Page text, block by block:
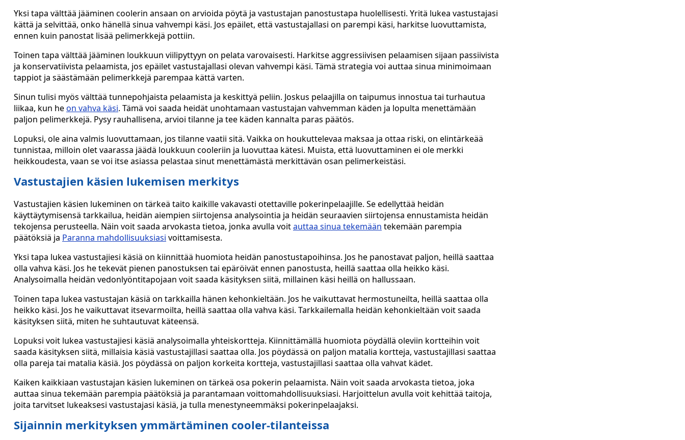
Yksi tapa välttää jääminen coolerin ansaan on arvioida pöytä ja vastustajan panostustapa huolellisesti. Yritä lukea vastustajasi
kättä ja selvittää, onko hänellä sinua vahvempi käsi. Jos epäilet, että vastustajallasi on parempi käsi, harkitse luovuttamista,
ennen kuin panostat lisää pelimerkkejä pottiin.
Toinen tapa välttää jääminen loukkuun viilipyttyyn on pelata varovaisesti. Harkitse aggressiivisen pelaamisen sijaan passiivista
ja konservatiivista pelaamista, jos epäilet vastustajallasi olevan vahvempi käsi. Tämä strategia voi auttaa sinua minimoimaan
tappiot ja säästämään pelimerkkejä parempaa kättä varten.
Sinun tulisi myös välttää tunnepohjaista pelaamista ja keskittyä peliin. Joskus pelaajilla on taipumus innostua tai turhautua
liikaa, kun heon vahva käsi. Tämä voi saada heidät unohtamaan vastustajan vahvemman käden ja lopulta menettämään
paljon pelimerkkejä. Pysy rauhallisena, arvioi tilanne ja tee käden kannalta paras päätös.
Lopuksi, ole aina valmis luovuttamaan, jos tilanne vaatii sitä. Vaikka on houkuttelevaa maksaa ja ottaa riski, on elintärkeää
tunnistaa, milloin olet vaarassa jäädä loukkuun cooleriin ja luovuttaa kätesi. Muista, että luovuttaminen ei ole merkki
heikkoudesta, vaan se voi itse asiassa pelastaa sinut menettämästä merkittävän osan pelimerkeistäsi.
Vastustajien käsien lukemisen merkitys
Vastustajien käsien lukeminen on tärkeä taito kaikille vakavasti otettaville pokerinpelaajille. Se edellyttää heidän
käyttäytymisensä tarkkailua, heidän aiempien siirtojensa analysointia ja heidän seuraavien siirtojensa ennustamista heidän
tekojensa perusteella. Näin voit saada arvokasta tietoa, jonka avulla voitauttaa sinua tekemään tekemään parempia
päätöksiä ja Paranna mahdollisuuksiasi voittamisesta.
Yksi tapa lukea vastustajiesi käsiä on kiinnittää huomiota heidän panostustapoihinsa. Jos he panostavat paljon, heillä saattaa
olla vahva käsi. Jos he tekevät pienen panostuksen tai epäröivät ennen panostusta, heillä saattaa olla heikko käsi.
Analysoimalla heidän vedonlyöntitapojaan voit saada käsityksen siitä, millainen käsi heillä on hallussaan.
Toinen tapa lukea vastustajan käsiä on tarkkailla hänen kehonkieltään. Jos he vaikuttavat hermostuneilta, heillä saattaa olla
heikko käsi. Jos he vaikuttavat itsevarmoilta, heillä saattaa olla vahva käsi. Tarkkailemalla heidän kehonkieltään voit saada
käsityksen siitä, miten he suhtautuvat käteensä.
Lopuksi voit lukea vastustajiesi käsiä analysoimalla yhteiskortteja. Kiinnittämällä huomiota pöydällä oleviin kortteihin voit
saada käsityksen siitä, millaisia käsiä vastustajillasi saattaa olla. Jos pöydässä on paljon matalia kortteja, vastustajillasi saattaa
olla pareja tai matalia käsiä. Jos pöydässä on paljon korkeita kortteja, vastustajillasi saattaa olla vahvat kädet.
Kaiken kaikkiaan vastustajan käsien lukeminen on tärkeä osa pokerin pelaamista. Näin voit saada arvokasta tietoa, joka
auttaa sinua tekemään parempia päätöksiä ja parantamaan voittomahdollisuuksiasi. Harjoittelun avulla voit kehittää taitoja,
joita tarvitset lukeaksesi vastustajasi käsiä, ja tulla menestyneemmäksi pokerinpelaajaksi.
Sijainnin merkityksen ymmärtäminen cooler-tilanteissa